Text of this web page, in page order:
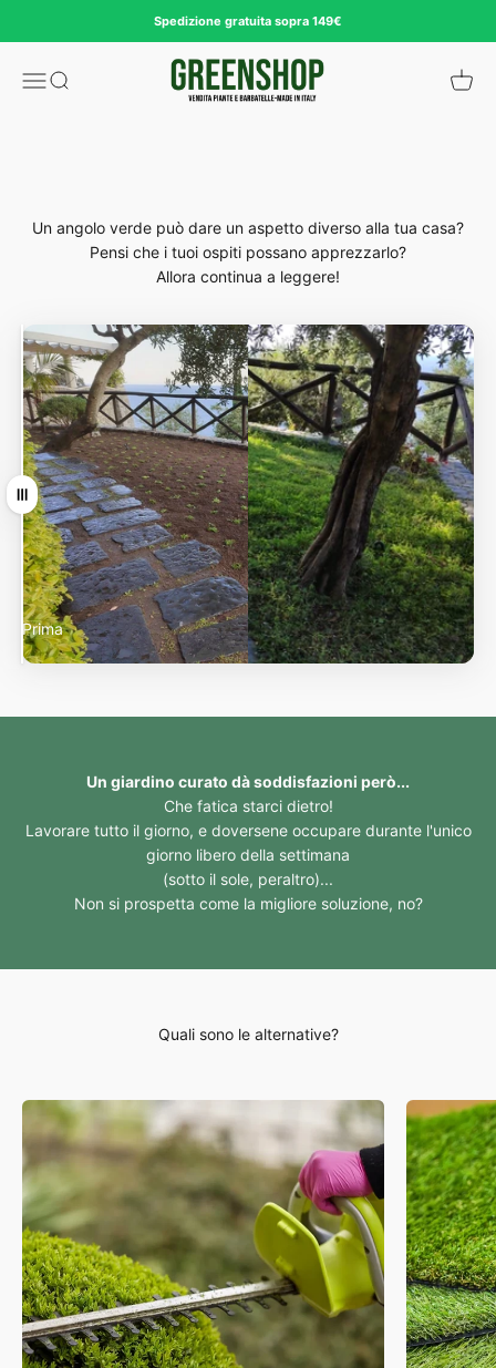
Spedizione gratuita sopra 149€
Navigationsmenü öffnen
Suche öffnen
Greenshop
Anche se lavori e hai poco tempo...
Un angolo verde può dare un aspetto diverso alla tua casa?
Pensi che i tuoi ospiti possano apprezzarlo?
Allora continua a leggere!
Prima
Dopo
Ziehen
Un giardino curato dà soddisfazioni però...
Che fatica starci dietro!
Lavorare tutto il giorno, e doversene occupare durante l'unico
giorno libero della settimana
(sotto il sole, peraltro)...
Non si prospetta come la migliore soluzione, no?
Quali sono le alternative?